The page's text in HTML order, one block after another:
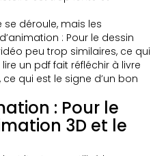
se déroule, mais les
: Pour le dessin
peu trop similaires, ce qui
un pdf fait réfléchir à livre
qui est le signe d’un bon
: Pour le
3D et le